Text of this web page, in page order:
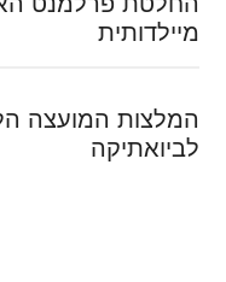
מיילדותית
המלצות המועצה
לביואתיקה